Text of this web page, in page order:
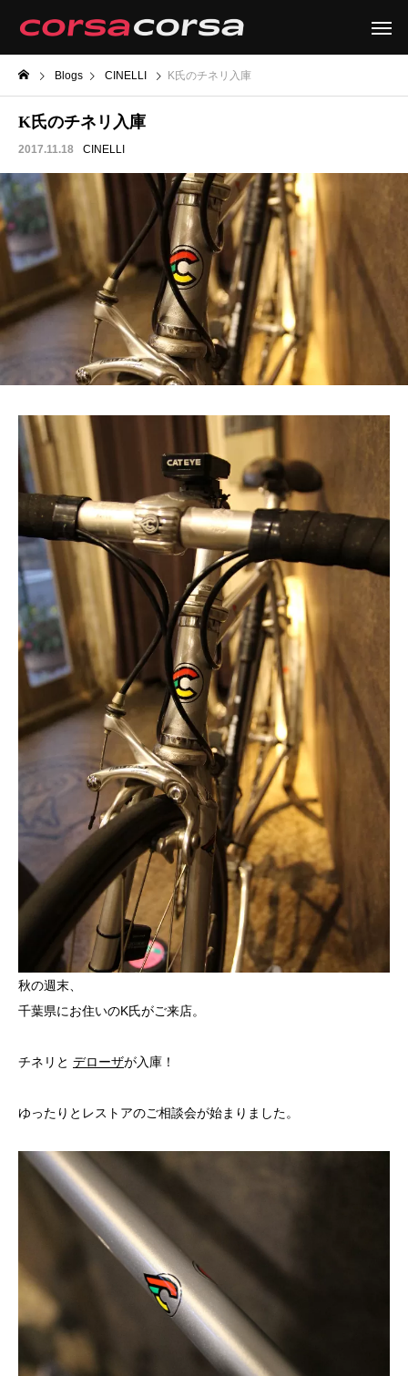
Blogs CINELLI K氏のチネリ入庫
K氏のチネリ入庫
2017.11.18 CINELLI
秋の週末、
千葉県にお住いのK氏がご来店。
チネリと デローザが入庫！
ゆったりとレストアのご相談会が始まりました。